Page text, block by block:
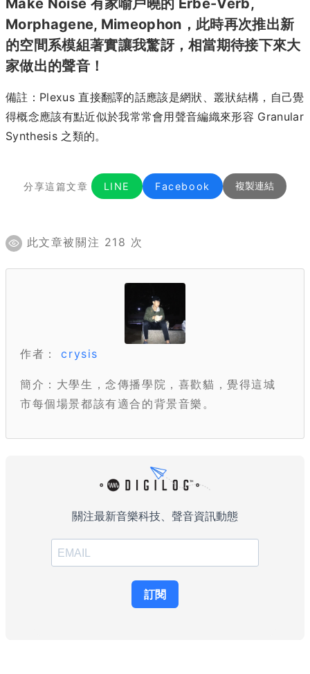
Make Noise 有家喻戶曉的 Erbe-Verb,
Morphagene, Mimeophon，此時再次推出新
的空間系模組著實讓我驚訝，相當期待接下來大
家做出的聲音！
備註：Plexus 直接翻譯的話應該是網狀、叢狀結構，自己覺
得概念應該有點近似於我常常會用聲音編織來形容 Granular
Synthesis 之類的。
分享這篇文章 LINE Facebook 複製連結
此文章被關注 218 次
作者：crysis
簡介：大學生，念傳播學院，喜歡貓，覺得這城
市每個場景都該有適合的背景音樂。